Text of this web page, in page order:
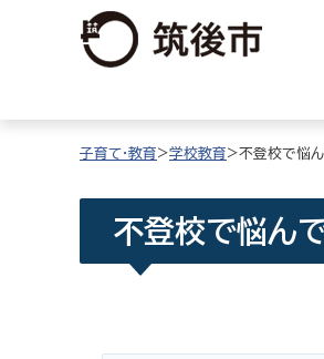
子育て・教育>学校教育>不登校で悩
不登校で悩ん